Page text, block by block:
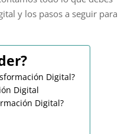
y los pasos a seguir para
Digital?
Digital
Digital?